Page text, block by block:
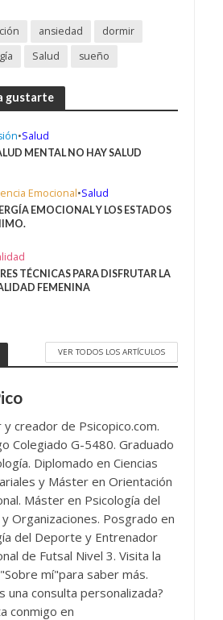
ansiedad
dormir
Salud sueño
gustarte
•Salud
MENTAL NO HAY SALUD
Emocional•Salud
EMOCIONAL Y LOS ESTADOS
TÉCNICAS PARA DISFRUTAR LA
FEMENINA
VER TODOS LOS ARTÍCULOS
creador de Psicopico.com.
Colegiado G-5480. Graduado
Diplomado en Ciencias
y Máster en Orientación
Máster en Psicología del
Organizaciones. Posgrado en
del Deporte y Entrenador
de Futsal Nivel 3. Visita la
mí"para saber más.
una consulta personalizada?
conmigo en